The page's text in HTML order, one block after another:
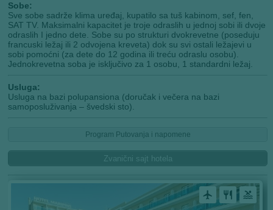
Sobe:
Sve sobe sadrže klima uređaj, kupatilo sa tuš kabinom, sef, fen,
SAT TV. Maksimalni kapacitet je troje odraslih u jednoj sobi ili dvoje
odraslih I jedno dete. Sobe su po strukturi dvokrevetne (poseduju
francuski ležaj ili 2 odvojena kreveta) dok su svi ostali ležajevi u
sobi pomoćni (za dete do 12 godina ili treću odraslu osobu).
Jednokrevetna soba je isključivo za 1 osobu, 1 standardni ležaj.
Usluga:
Usluga na bazi polupansiona (doručak i večera na bazi
samoposluživanja – švedski sto).
Program Putovanja i napomene
Zvanični sajt hotela
airplanemode_active restaurant pool